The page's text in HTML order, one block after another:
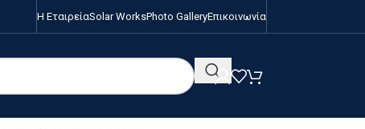
Η ΕταιρείαSolar WorksPhoto GalleryΕπικοινωνία